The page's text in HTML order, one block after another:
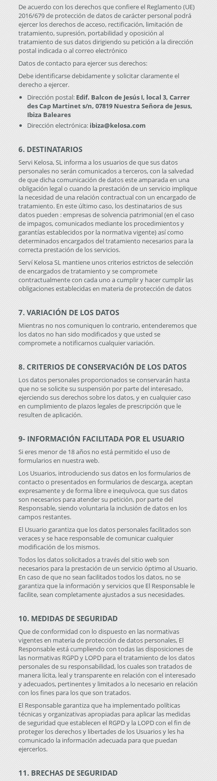
De acuerdo con los derechos que confiere el Reglamento (UE)
2016/679 de protección de datos de carácter personal podrá
ejercer los derechos de acceso, rectificación, limitación de
tratamiento, supresión, portabilidad y oposición al
tratamiento de sus datos dirigiendo su petición a la dirección
postal indicada o al correo electrónico
Datos de contacto para ejercer sus derechos:
Debe identificarse debidamente y solicitar claramente el
derecho a ejercer.
Dirección postal:Edif. Balcon de Jesús I, local 3, Carrer
des Cap Martinet s/n, 07819 Nuestra Señora de Jesus,
Ibiza Baleares
Dirección electrónica: ibiza@kelosa.com
6. DESTINATARIOS
Servi Kelosa, SL informa a los usuarios de que sus datos
personales no serán comunicados a terceros, con la salvedad
de que dicha comunicación de datos este amparada en una
obligación legal o cuando la prestación de un servicio implique
la necesidad de una relación contractual con un encargado de
tratamiento. En este último caso, los destinatarios de sus
datos pueden : empresas de solvencia patrimonial (en el caso
de impagos, comunicados mediante los procedimientos y
garantías establecidos por la normativa vigente) así como
determinados encargados del tratamiento necesarios para la
correcta prestación de los servicios.
Serví Kelosa SL mantiene unos criterios estrictos de selección
de encargados de tratamiento y se compromete
contractualmente con cada uno a cumplir y hacer cumplir las
obligaciones establecidas en materia de protección de datos
7. VARIACIÓN DE LOS DATOS
Mientras no nos comuniquen lo contrario, entenderemos que
los datos no han sido modificados y que usted se
compromete a notificarnos cualquier variación.
8. CRITERIOS DE CONSERVACIÓN DE LOS DATOS
Los datos personales proporcionados se conservarán hasta
que no se solicite su suspensión por parte del interesado,
ejerciendo sus derechos sobre los datos, y en cualquier caso
en cumplimiento de plazos legales de prescripción que le
resulten de aplicación.
9- INFORMACIÓN FACILITADA POR EL USUARIO
Si eres menor de 18 años no está permitido el uso de
formularios en nuestra web.
Los Usuarios, introduciendo sus datos en los formularios de
contacto o presentados en formularios de descarga, aceptan
expresamente y de forma libre e inequívoca, que sus datos
son necesarios para atender su petición, por parte del
Responsable, siendo voluntaria la inclusión de datos en los
campos restantes.
El Usuario garantiza que los datos personales facilitados son
veraces y se hace responsable de comunicar cualquier
modificación de los mismos.
Todos los datos solicitados a través del sitio web son
necesarios para la prestación de un servicio óptimo al Usuario.
En caso de que no sean facilitados todos los datos, no se
garantiza que la información y servicios que El Responsable le
facilite, sean completamente ajustados a sus necesidades.
10. MEDIDAS DE SEGURIDAD
Que de conformidad con lo dispuesto en las normativas
vigentes en materia de protección de datos personales, El
Responsable está cumpliendo con todas las disposiciones de
las normativas RGPD y LOPD para el tratamiento de los datos
personales de su responsabilidad, los cuales son tratados de
manera lícita, leal y transparente en relación con el interesado
y adecuados, pertinentes y limitados a lo necesario en relación
con los fines para los que son tratados.
El Responsable garantiza que ha implementado políticas
técnicas y organizativas apropiadas para aplicar las medidas
de seguridad que establecen el RGPD y la LOPD con el fin de
proteger los derechos y libertades de los Usuarios y les ha
comunicado la información adecuada para que puedan
ejercerlos.
11. BRECHAS DE SEGURIDAD